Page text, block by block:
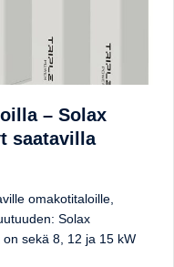
– Solax
saatavilla
omakotitaloille,
Solax
sekä 8, 12 ja 15 kW